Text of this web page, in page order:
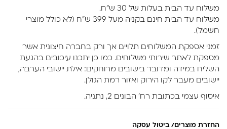
משלוח עד הבית בעלות של 30 ש״ח.
משלוח עד הבית חינם בקניה מעל 399 ש״ח (לא כולל מוצרי
חשמל).
זמני אספקת המשלוחים תלויים אך ורק בחברה חיצונית אשר
מספקת לאתר שירותי משלוחים. כמו כן יתכנו עיכובים בהגעת
השליח במידה ומדובר בישובים מרוחקים: אילת יישובי הערבה,
יישובים מעבר לקו הירוק ואזור רמת הגולן.
איסוף עצמי בכתובת רח’ הבונים 2, נתניה.
החזרת מוצרים/ ביטול עסקה